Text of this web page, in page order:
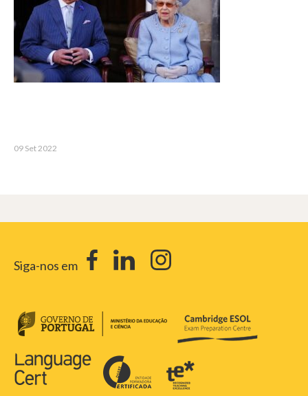
09 Set 2022
Siga-nos em